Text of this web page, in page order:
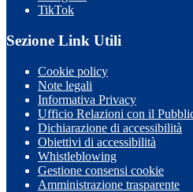
TikTok
Sezione Link Utili
Cookie policy
Note legali
Informativa Privacy
Ufficio Relazioni con il
Dichiarazione di accessibilità
Obiettivi di accessibilità
Whistleblowing
Gestione consensi cookie
Amministrazione trasparente